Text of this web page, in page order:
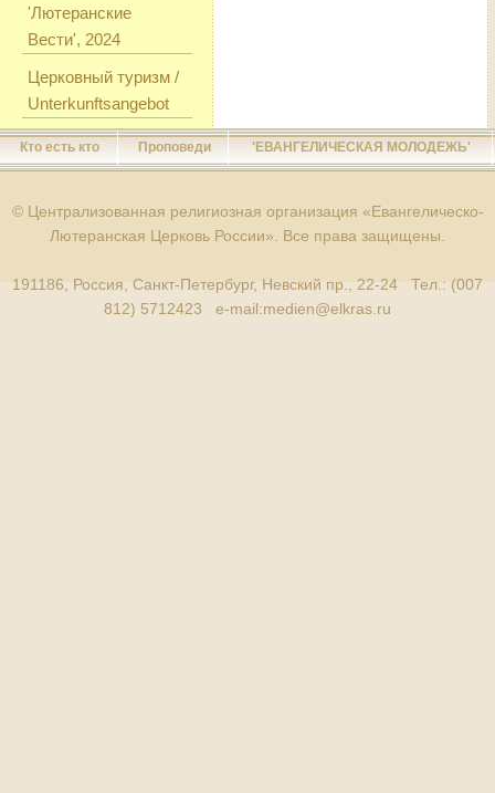
'Лютеранские
Вести', 2024
Церковный туризм /
Unterkunftsangebot
Кто есть кто Проповеди 'ЕВАНГЕЛИЧЕСКАЯ МОЛОДЕЖЬ'
© Централизованная религиозная организация «Евангелическо-
Лютеранская Церковь России». Все права защищены.
191186, Россия, Санкт-Петербург, Невский пр., 22-24 Тел.: (007
812) 5712423 e-mail:medien@elkras.ru